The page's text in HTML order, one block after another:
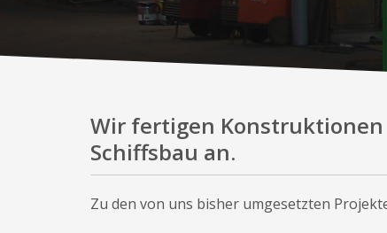
Wir fertigen
Schiffsbau an.
Zu den von uns bisher umgesetzten